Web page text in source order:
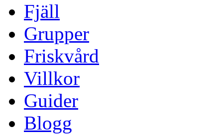
Fjäll
Grupper
Friskvård
Villkor
Guider
Blogg